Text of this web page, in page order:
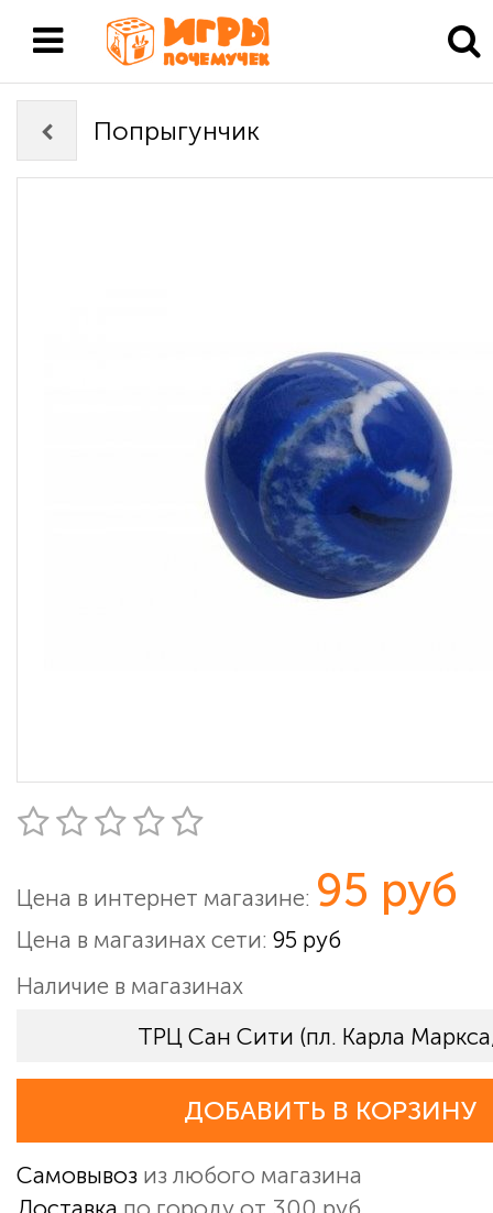
Попрыгунчик
Цена в интернет магазине: 95 руб
Цена в магазинах сети: 95 руб
Наличие в магазинах
ТРЦ Сан Сити (пл. Карла
ДОБАВИТЬ В КОРЗИНУ
Самовывоз из любого магазина